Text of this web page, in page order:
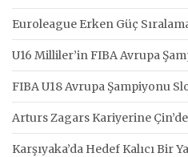
Euroleague Erken Güç
U16 Milliler’in FIBA Avrupa
FIBA U18 Avrupa Şampiyonu
Arturs Zagars Kariyerine
Karşıyaka’da Hedef Kalıcı Bir